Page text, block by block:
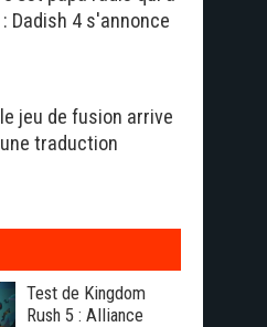
Dadish 4 s'annonce
jeu de fusion arrive
traduction
Test de Kingdom
Rush 5 : Alliance